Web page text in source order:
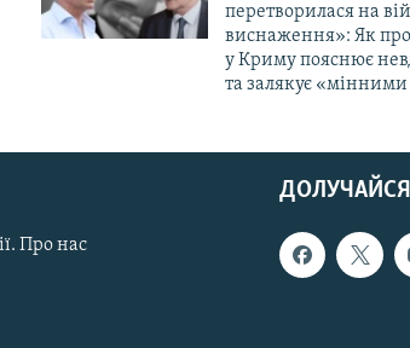
перетворилася на
виснаження»: Як
у Криму пояснює
та залякує
Про нас